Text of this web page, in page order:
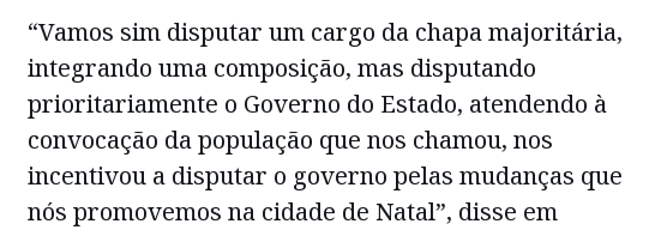
“Vamos sim disputar um cargo da chapa majoritária,
integrando uma composição, mas disputando
prioritariamente o Governo do Estado, atendendo à
convocação da população que nos chamou, nos
incentivou a disputar o governo pelas mudanças que
nós promovemos na cidade de Natal”, disse em